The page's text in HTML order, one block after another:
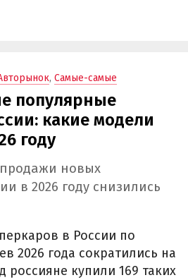
, Самые-самые
популярные
какие модели
году
новых
в 2026 году снизились
в России по
2026 года сократились на
россияне купили 169 таких